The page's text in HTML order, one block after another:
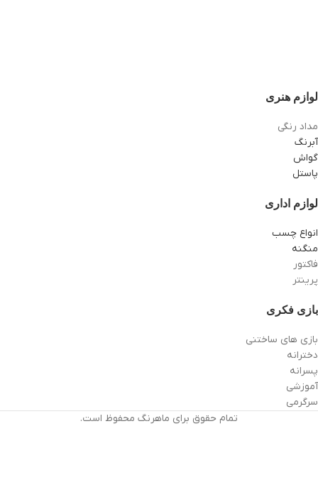
لوازم هنری
مداد رنگی
آبرنگ
گواش
پاستل
لوازم اداری
انواع چسب
منگنه
فاکتور
پرینتر
بازی فکری
بازی های ساختنی
دخترانه
پسرانه
آموزشی
سرگرمی
تمام حقوق برای ماهرنگ محفوظ است.